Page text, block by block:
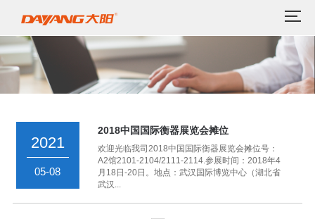
2021
05-08
2018中国国际衡器展览会摊位
欢迎光临我司2018中国国际衡器展览会摊位号：
A2馆2101-2104/2111-2114.参展时间：2018年4
月18日-20日。地点：武汉国际博览中心（湖北省
武汉...